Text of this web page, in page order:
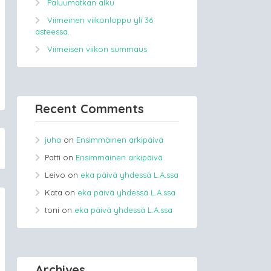
Paluumatkan alku
Viimeinen viikonloppu yli 36
asteessa.
Viimeisen viikon summaus
Recent Comments
juha on Ensimmäinen arkipäivä
Patti on Ensimmäinen arkipäivä
Leivo on eka päivä yhdessä L.A.ssa
Kata on eka päivä yhdessä L.A.ssa
toni on eka päivä yhdessä L.A.ssa